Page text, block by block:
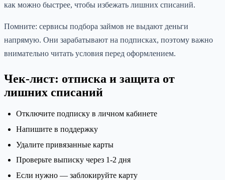
как можно быстрее, чтобы избежать лишних списаний.
Помните: сервисы подбора займов не выдают деньги
напрямую. Они зарабатывают на подписках, поэтому важно
внимательно читать условия перед оформлением.
Чек-лист: отписка и защита от
лишних списаний
Отключите подписку в личном кабинете
Напишите в поддержку
Удалите привязанные карты
Проверьте выписку через 1-2 дня
Если нужно — заблокируйте карту